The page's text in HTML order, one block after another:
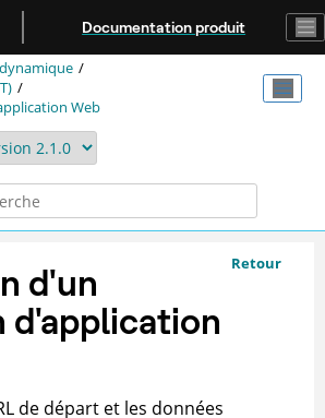
Documentation produit
Web
Retour
d'un
d'application
de départ et les données